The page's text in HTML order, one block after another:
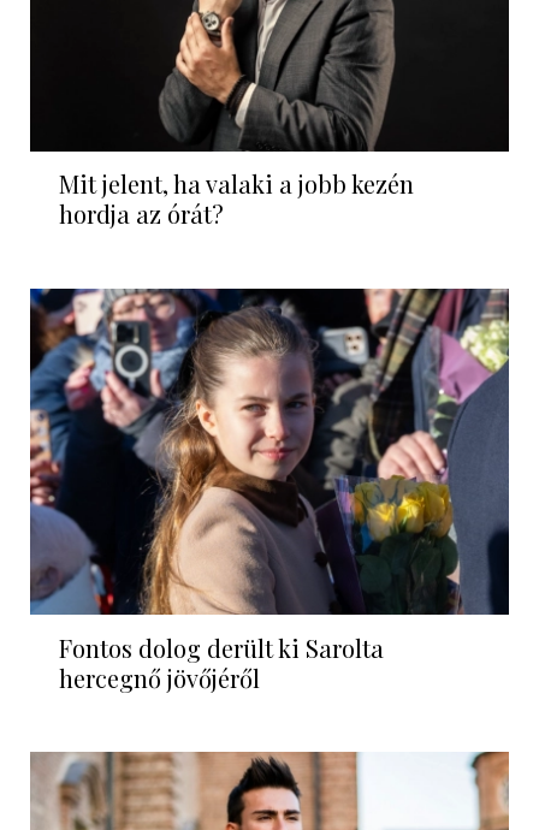
Mit jelent, ha valaki a jobb kezén
hordja az órát?
Fontos dolog derült ki Sarolta
hercegnő jövőjéről